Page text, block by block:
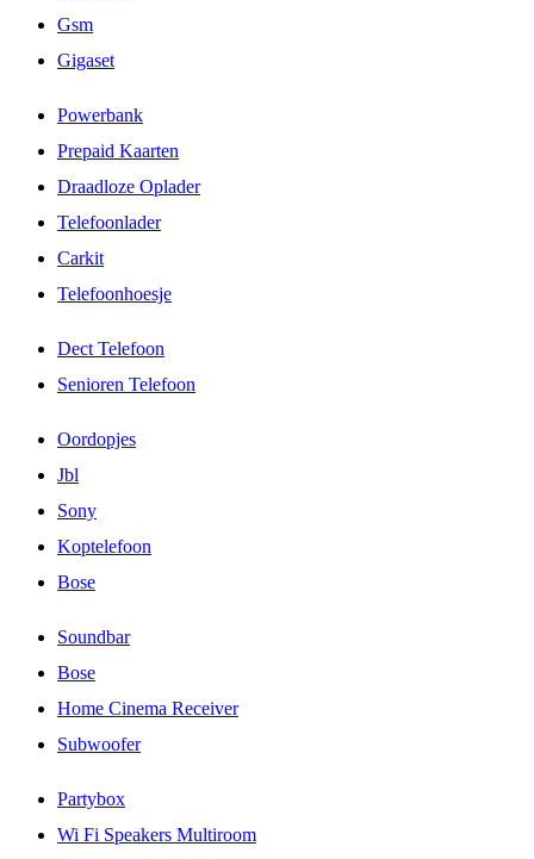
Gsm
Gigaset
Powerbank
Prepaid Kaarten
Draadloze Oplader
Telefoonlader
Carkit
Telefoonhoesje
Dect Telefoon
Senioren Telefoon
Oordopjes
Jbl
Sony
Koptelefoon
Bose
Soundbar
Bose
Home Cinema Receiver
Subwoofer
Partybox
Wi Fi Speakers Multiroom